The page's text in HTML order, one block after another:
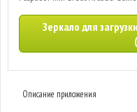
Зеркало для
Описание приложения